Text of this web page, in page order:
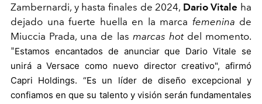
Zambernardi, y hasta finales de 2024, Dario Vitale ha
dejado una fuerte huella en la marca femenina de
Miuccia Prada, una de las marcas hotdel momento.
"Estamos encantados de anunciar que Dario Vitale se
unirá a Versace como nuevo director creativo", afirmó
Capri Holdings. “Es un líder de diseño excepcional y
confiamos en que su talento y visión serán fundamentales